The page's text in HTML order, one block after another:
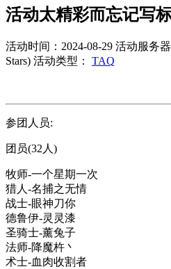
活动太精彩而忘记写
活动时间：2024-08-29 活动服务
Stars) 活动类型： TAQ
参团人员:
团员(32人)
牧师-一个星期一次
猎人-名捕之无情
战士-眼神刀你
德鲁伊-灵灵漆
圣骑士-薰兔子
法师-降魔杵丶
术士-血肉收割者